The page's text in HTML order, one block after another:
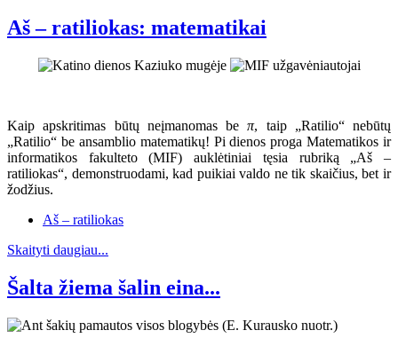
Aš – ratiliokas: matematikai
Kaip apskritimas būtų neįmanomas beπ, taip „Ratilio“ nebūtų
„Ratilio“ be ansamblio matematikų! Pi dienos proga Matematikos ir
informatikos fakulteto (MIF) auklėtiniai tęsia rubriką „Aš –
ratiliokas“, demonstruodami, kad puikiai valdo ne tik skaičius, bet ir
žodžius.
Aš – ratiliokas
Skaityti daugiau...
Šalta žiema šalin eina...